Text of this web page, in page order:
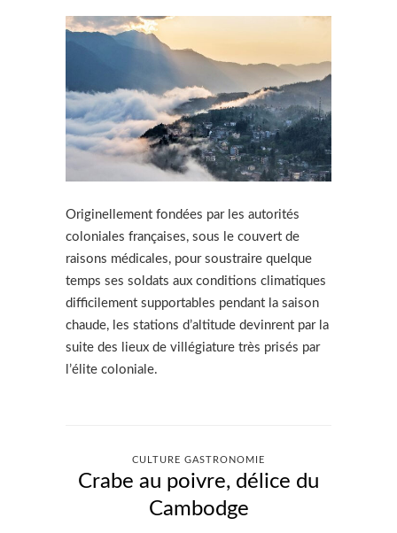
Originellement fondées par les autorités
coloniales françaises, sous le couvert de
raisons médicales, pour soustraire quelque
temps ses soldats aux conditions climatiques
difficilement supportables pendant la saison
chaude, les stations d’altitude devinrent par la
suite des lieux de villégiature très prisés par
l’élite coloniale.
CULTURE GASTRONOMIE
Crabe au poivre, délice du
Cambodge